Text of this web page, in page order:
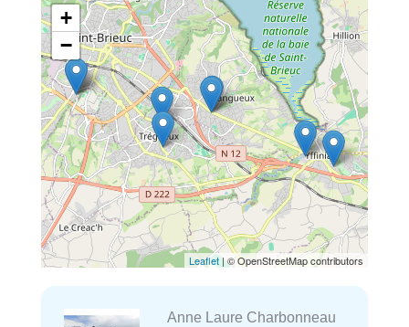
+
−
Leaflet| © OpenStreetMap contributors
Anne Laure Charbonneau